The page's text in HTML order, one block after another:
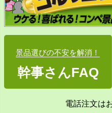
景品選びの不安を解消！
幹事さんFAQ
電話注文は